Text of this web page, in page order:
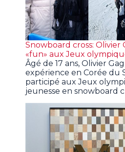
Snowboard cross: Olivier
«fun» aux Jeux
Âgé de 17 ans, Olivier
expérience en Corée du
participé aux Jeux
jeunesse en snowboard